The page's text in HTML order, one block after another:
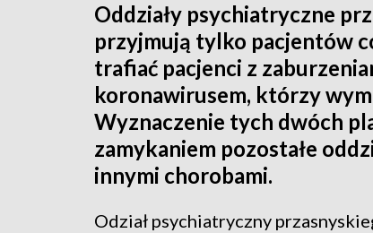
Oddziały psychiatryczne
przyjmują tylko pacjentów
trafiać pacjenci z
koronawirusem, którzy
Wyznaczenie tych dwóch
zamykaniem pozostałe
innymi chorobami.
Odział psychiatryczny